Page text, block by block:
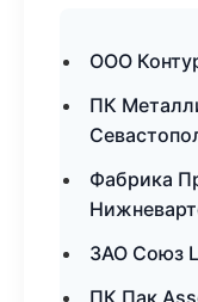
ООО
ПК
Фабрика
ЗАО Союз
ПК Пак